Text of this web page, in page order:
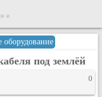
оборудование
под землёй
0